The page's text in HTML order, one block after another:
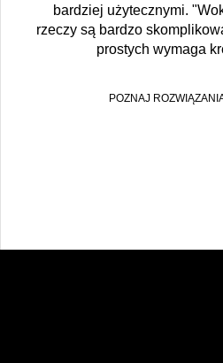
bardziej użytecznymi.
rzeczy są bardzo
prostych wymaga
POZNAJ